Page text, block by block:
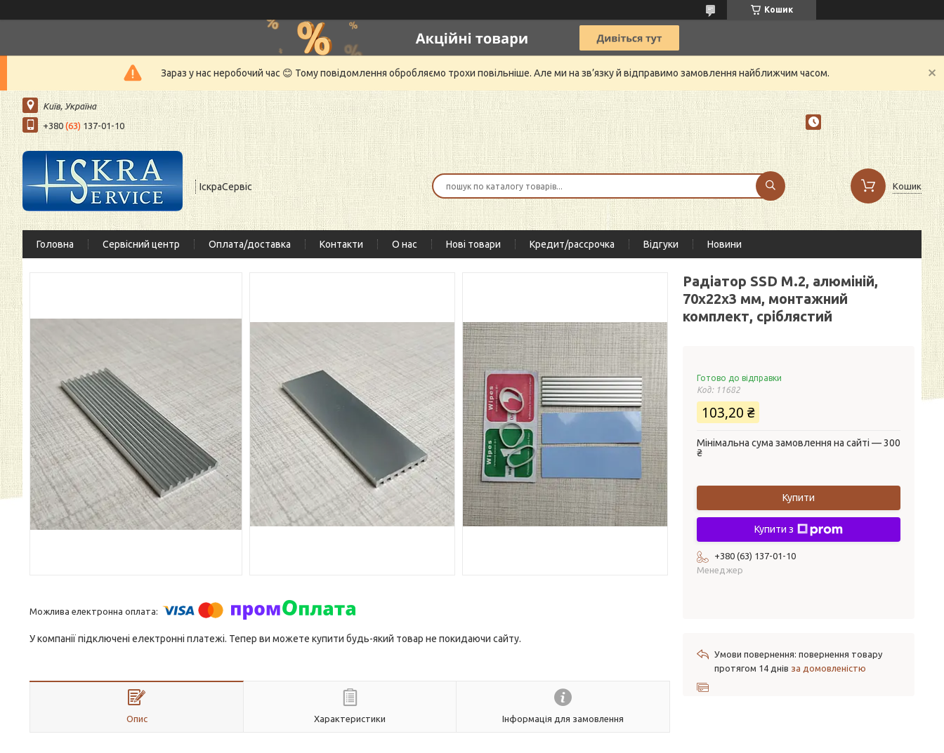
Кошик
Зараз у нас неробочий час 😊 Тому повідомлення обробляємо трохи повільніше. Але ми на зв’язку й відправимо замовлення найближчим часом.
Київ, Україна
+380 (63) 137-01-10
ІскраСервіс Кошик
Головна Сервісний центр Оплата/доставка Контакти О нас Нові товари Кредит/рассрочка Відгуки Новини
У компанії підключені електронні платежі. Тепер ви можете купити будь-який товар не покидаючи сайту.
Опис Характеристики Інформація для замовлення
Радіатор SSD M.2, алюміній,
70х22х3 мм, монтажний
комплект, сріблястий
Готово до відправки
Код: 11682
103,20 ₴
Мінімальна сума замовлення на сайті — 300
₴
Купити
Купити з
+380 (63) 137-01-10
Менеджер
повернення товару
протягом 14 днів за домовленістю